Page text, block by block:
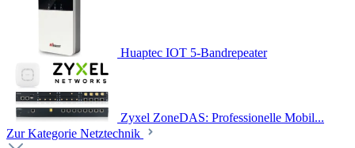
Huaptec IOT 5-Bandrepeater
Zyxel ZoneDAS: Professionelle Mobil...
Zur Kategorie Netztechnik